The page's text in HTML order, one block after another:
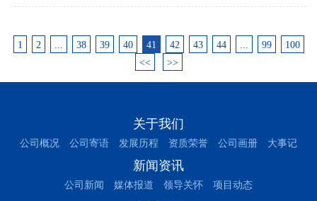
1 2 ... 38 39 40 41 42 43 44 ... 99
100
<<
>>
关于我们
公司概况 公司寄语 发展历程 资质荣誉 公司画册 大事记
新闻资讯
公司新闻 媒体报道 领导关怀 项目动态